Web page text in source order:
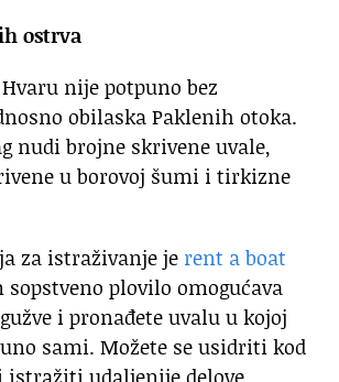
ostrva
nije potpuno bez
obilaska Paklenih otoka.
nudi brojne skrivene uvale,
u borovoj šumi i tirkizne
za istraživanje je rent a boat
sopstveno plovilo omogućava
i pronađete uvalu u kojoj
sami. Možete se usidriti kod
udaljenije delove